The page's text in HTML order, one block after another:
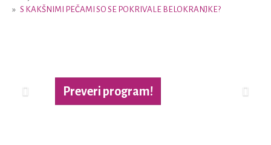
S KAKŠNIMI PEČAMI SO SE POKRIVALE BELOKRANJKE?
Preveri program!